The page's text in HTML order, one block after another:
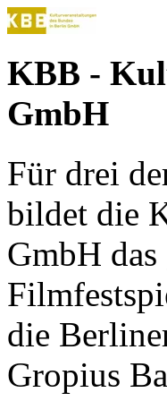
KBB -
GmbH
Für drei
bildet die
GmbH
die
Gropius